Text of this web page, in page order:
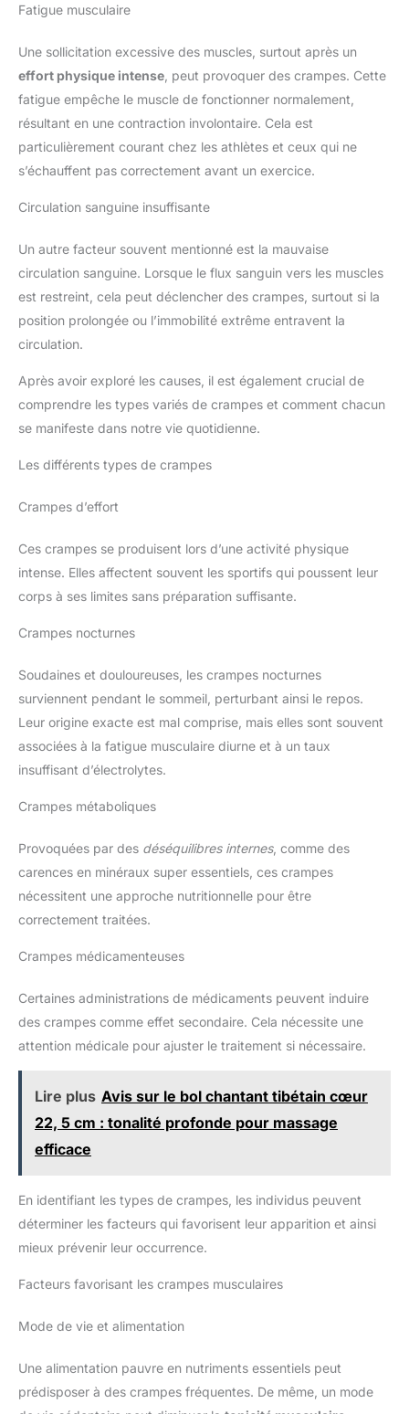
Fatigue musculaire
Une sollicitation excessive des muscles, surtout après un
effort physique intense , peut provoquer des crampes. Cette
fatigue empêche le muscle de fonctionner normalement,
résultant en une contraction involontaire. Cela est
particulièrement courant chez les athlètes et ceux qui ne
s’échauffent pas correctement avant un exercice.
Circulation sanguine insuffisante
Un autre facteur souvent mentionné est la mauvaise
circulation sanguine. Lorsque le flux sanguin vers les muscles
est restreint, cela peut déclencher des crampes, surtout si la
position prolongée ou l’immobilité extrême entravent la
circulation.
Après avoir exploré les causes, il est également crucial de
comprendre les types variés de crampes et comment chacun
se manifeste dans notre vie quotidienne.
Les différents types de crampes
Crampes d’effort
Ces crampes se produisent lors d’une activité physique
intense. Elles affectent souvent les sportifs qui poussent leur
corps à ses limites sans préparation suffisante.
Crampes nocturnes
Soudaines et douloureuses, les crampes nocturnes
surviennent pendant le sommeil, perturbant ainsi le repos.
Leur origine exacte est mal comprise, mais elles sont souvent
associées à la fatigue musculaire diurne et à un taux
insuffisant d’électrolytes.
Crampes métaboliques
Provoquées par des déséquilibres internes, comme des
carences en minéraux super essentiels, ces crampes
nécessitent une approche nutritionnelle pour être
correctement traitées.
Crampes médicamenteuses
Certaines administrations de médicaments peuvent induire
des crampes comme effet secondaire. Cela nécessite une
attention médicale pour ajuster le traitement si nécessaire.
Lire plus Avis sur le bol chantant tibétain cœur
22, 5 cm : tonalité profonde pour massage
efficace
En identifiant les types de crampes, les individus peuvent
déterminer les facteurs qui favorisent leur apparition et ainsi
mieux prévenir leur occurrence.
Facteurs favorisant les crampes musculaires
Mode de vie et alimentation
Une alimentation pauvre en nutriments essentiels peut
prédisposer à des crampes fréquentes. De même, un mode